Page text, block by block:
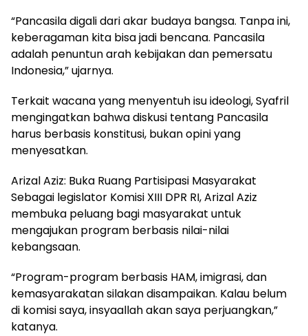
“Pancasila digali dari akar budaya bangsa. Tanpa ini,
keberagaman kita bisa jadi bencana. Pancasila
adalah penuntun arah kebijakan dan pemersatu
Indonesia,” ujarnya.
Terkait wacana yang menyentuh isu ideologi, Syafril
mengingatkan bahwa diskusi tentang Pancasila
harus berbasis konstitusi, bukan opini yang
menyesatkan.
Arizal Aziz: Buka Ruang Partisipasi Masyarakat
Sebagai legislator Komisi XIII DPR RI, Arizal Aziz
membuka peluang bagi masyarakat untuk
mengajukan program berbasis nilai-nilai
kebangsaan.
“Program-program berbasis HAM, imigrasi, dan
kemasyarakatan silakan disampaikan. Kalau belum
di komisi saya, insyaallah akan saya perjuangkan,”
katanya.